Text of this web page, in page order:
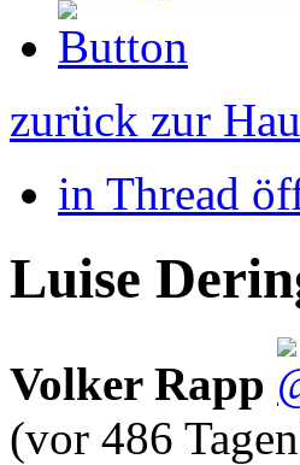
zurück zur
in Thread
Luise
Volker Rapp
(vor 486